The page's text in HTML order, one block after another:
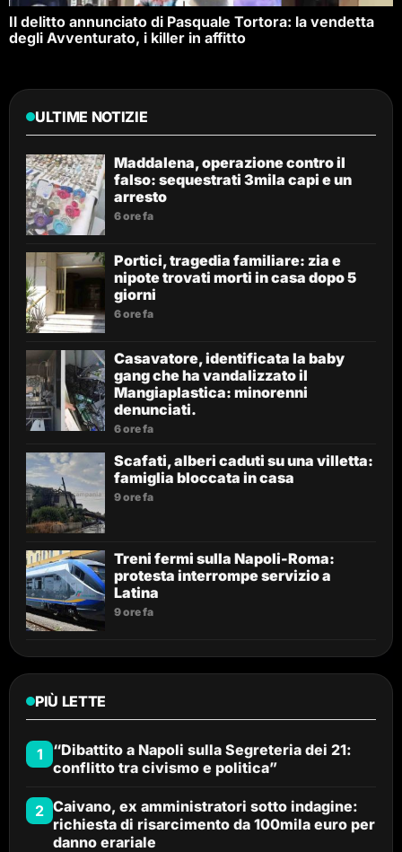
Il delitto annunciato di Pasquale Tortora: la vendetta
degli Avventurato, i killer in affitto
ULTIME NOTIZIE
Maddalena, operazione contro il
falso: sequestrati 3mila capi e un
arresto
6 ore fa
Portici, tragedia familiare: zia e
nipote trovati morti in casa dopo 5
giorni
6 ore fa
Casavatore, identificata la baby
gang che ha vandalizzato il
Mangiaplastica: minorenni
denunciati.
6 ore fa
Scafati, alberi caduti su una villetta:
famiglia bloccata in casa
9 ore fa
Treni fermi sulla Napoli-Roma:
protesta interrompe servizio a
Latina
9 ore fa
PIÙ LETTE
1
“Dibattito a Napoli sulla Segreteria dei 21:
conflitto tra civismo e politica”
2 Caivano, ex amministratori sotto indagine:
richiesta di risarcimento da 100mila euro per
danno erariale